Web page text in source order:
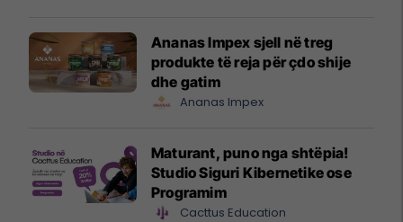
Ananas Impex sjell në treg
produkte të reja për çdo shije
dhe gatim
Ananas Impex
Maturant, puno nga shtëpia!
Studio Siguri Kibernetike ose
Programim
Cacttus Education